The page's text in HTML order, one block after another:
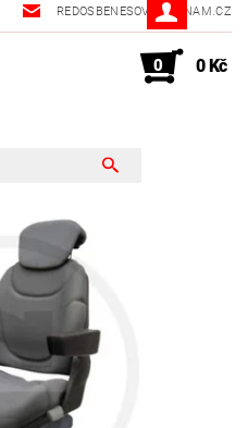
REDOSBENESOV@SEZNAM.CZ
0 0 Kč